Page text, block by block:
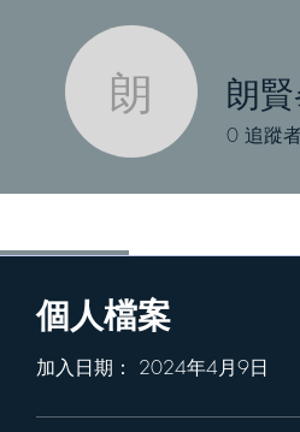
朗賢峯
朗
0 追蹤
個人檔案
加入日期： 2024年4月9日